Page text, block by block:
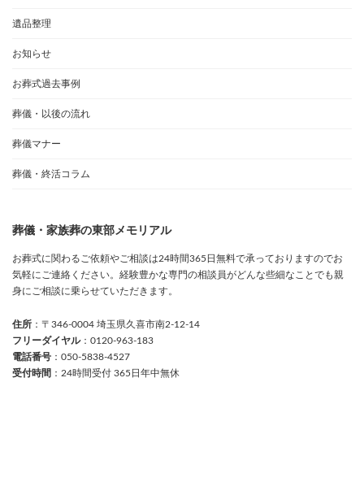
遺品整理
お知らせ
お葬式過去事例
葬儀・以後の流れ
葬儀マナー
葬儀・終活コラム
葬儀・家族葬の東部メモリアル
お葬式に関わるご依頼やご相談は24時間365日無料で承っておりますのでお
気軽にご連絡ください。経験豊かな専門の相談員がどんな些細なことでも親
身にご相談に乗らせていただきます。
住所 ：〒346-0004 埼玉県久喜市南2-12-14
フリーダイヤル：0120-963-183
電話番号 ：050-5838-4527
受付時間 ：24時間受付 365日年中無休